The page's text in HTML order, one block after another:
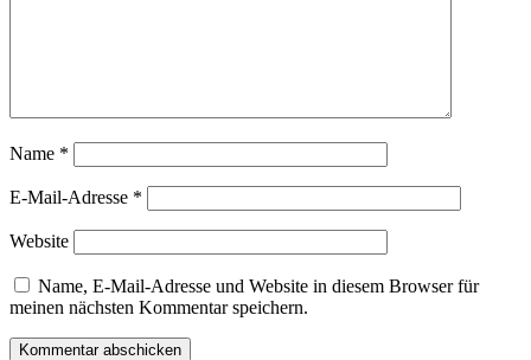
Name *
E-Mail-Adresse *
Website
Name, E-Mail-Adresse und Website in diesem Browser für
meinen nächsten Kommentar speichern.